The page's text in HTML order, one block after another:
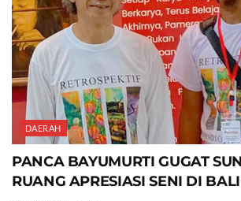
DAERAH
PANCA BAYUMURTI GUGAT
RUANG APRESIASI SENI DI